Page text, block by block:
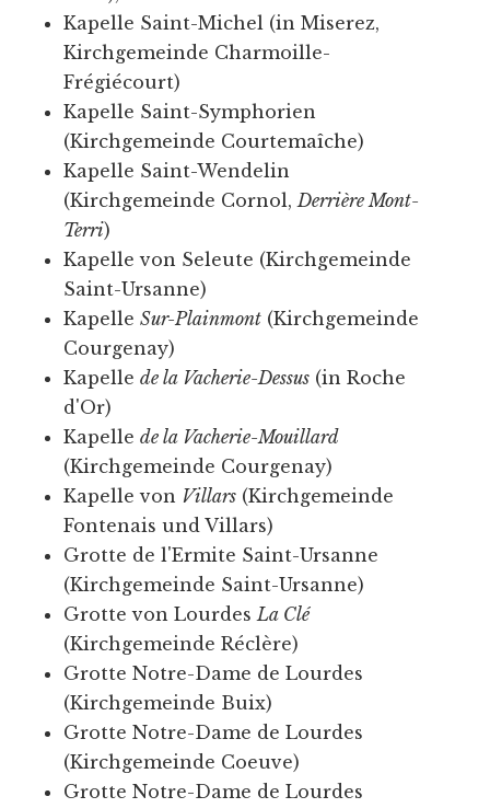
Kapelle Saint-Michel (in Miserez,
Kirchgemeinde Charmoille-
Frégiécourt)
Kapelle Saint-Symphorien
(Kirchgemeinde Courtemaîche)
Kapelle Saint-Wendelin
(Kirchgemeinde Cornol, Derrière Mont-
Terri)
Kapelle von Seleute (Kirchgemeinde
Saint-Ursanne)
Kapelle Sur-Plainmont(Kirchgemeinde
Courgenay)
Kapelle de la Vacherie-Dessus(in Roche
d'Or)
Kapelle de la Vacherie-Mouillard
(Kirchgemeinde Courgenay)
Kapelle von Villars(Kirchgemeinde
Fontenais und Villars)
Grotte de l'Ermite Saint-Ursanne
(Kirchgemeinde Saint-Ursanne)
Grotte von Lourdes La Clé
(Kirchgemeinde Réclère)
Grotte Notre-Dame de Lourdes
(Kirchgemeinde Buix)
Grotte Notre-Dame de Lourdes
(Kirchgemeinde Coeuve)
Grotte Notre-Dame de Lourdes